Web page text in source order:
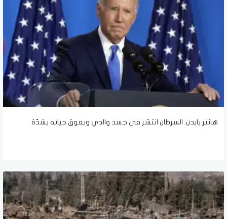
هانتر بايدن: السرطان انتشر في جسد والدي ويعوق حياته بشدّة